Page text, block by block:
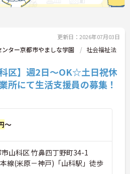
更新日：2026年07月03日
ター京都市やましな学園
社会福祉法
科区】週2日～OK☆土日祝休
所にて生活支援員の募集！
～
山科区 竹鼻四丁野町34-1
線(米原－神戸)「山科駅」徒歩